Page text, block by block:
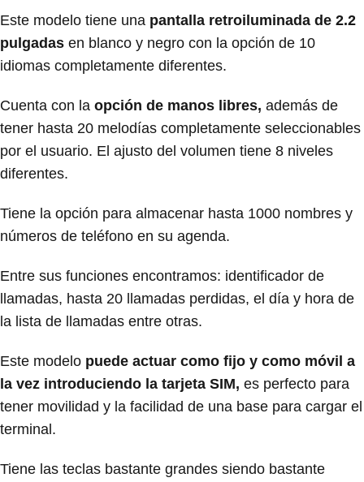
Este modelo tiene una pantalla retroiluminada de 2.2
pulgadas en blanco y negro con la opción de 10
idiomas completamente diferentes.
Cuenta con la opción de manos libres, además de
tener hasta 20 melodías completamente seleccionables
por el usuario. El ajusto del volumen tiene 8 niveles
diferentes.
Tiene la opción para almacenar hasta 1000 nombres y
números de teléfono en su agenda.
Entre sus funciones encontramos: identificador de
llamadas, hasta 20 llamadas perdidas, el día y hora de
la lista de llamadas entre otras.
Este modelo puede actuar como fijo y como móvil a
la vez introduciendo la tarjeta SIM, es perfecto para
tener movilidad y la facilidad de una base para cargar el
terminal.
Tiene las teclas bastante grandes siendo bastante